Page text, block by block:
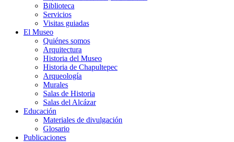
Biblioteca
Servicios
Visitas guiadas
El Museo
Quiénes somos
Arquitectura
Historia del Museo
Historia de Chapultepec
Arqueología
Murales
Salas de Historia
Salas del Alcázar
Educación
Materiales de divulgación
Glosario
Publicaciones